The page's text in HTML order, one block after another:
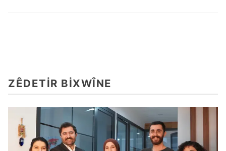
ZÊDETIR BIXWÎNE